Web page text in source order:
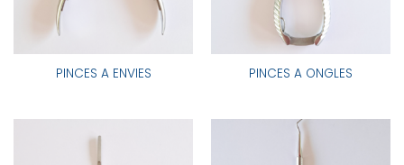
PINCES A ENVIES PINCES A ONGLES